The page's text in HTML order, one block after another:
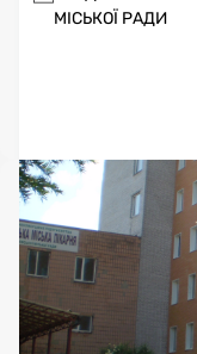
МІСЬКОЇ РАДИ